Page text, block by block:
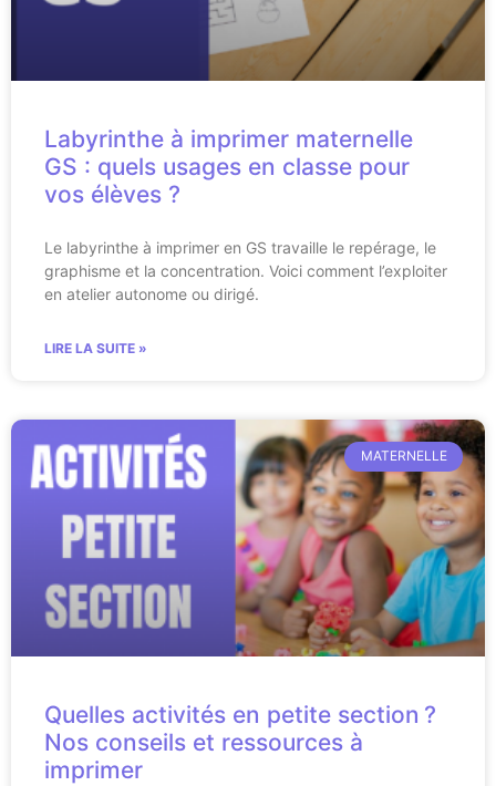
Labyrinthe à imprimer maternelle
GS : quels usages en classe pour
vos élèves ?
Le labyrinthe à imprimer en GS travaille le repérage, le
graphisme et la concentration. Voici comment l’exploiter
en atelier autonome ou dirigé.
LIRE LA SUITE »
MATERNELLE
Quelles activités en petite section ?
Nos conseils et ressources à
imprimer